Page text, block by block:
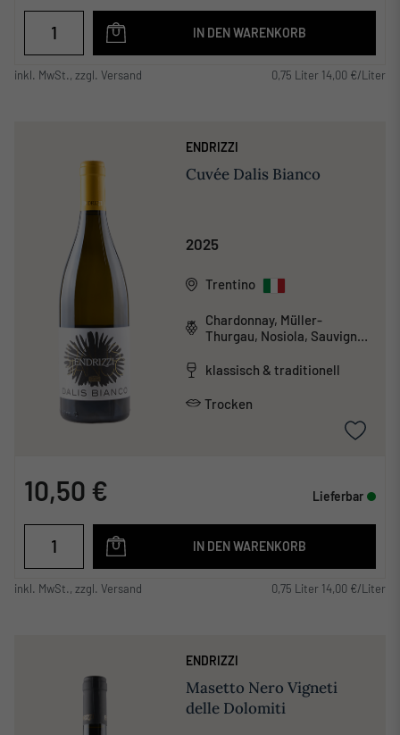
IN DEN WARENKORB
inkl. MwSt., zzgl. Versand 0,75 Liter 14,00 €/Liter
ENDRIZZI
Cuvée Dalis Bianco
2025
Trentino
Chardonnay, Müller-
Thurgau, Nosiola, Sauvignon
klassisch & traditionell
Trocken
10,50 € Lieferbar
IN DEN WARENKORB
inkl. MwSt., zzgl. Versand 0,75 Liter 14,00 €/Liter
ENDRIZZI
Masetto Nero Vigneti
delle Dolomiti